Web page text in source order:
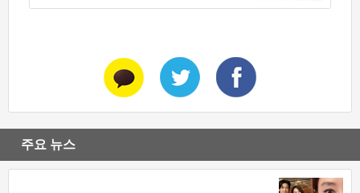
주요 뉴스